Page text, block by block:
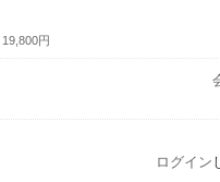
19,800円
ログイン